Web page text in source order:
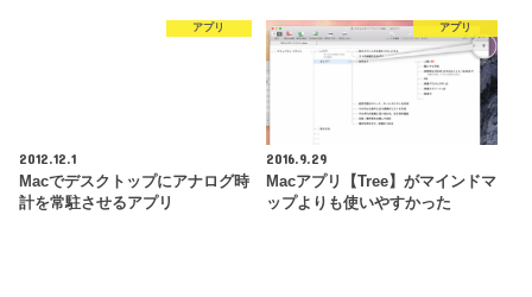
アプリ
2012.12.1
Macでデスクトップにアナログ時
計を常駐させるアプリ
アプリ
2016.9.29
Macアプリ【Tree】がマインドマ
ップよりも使いやすかった